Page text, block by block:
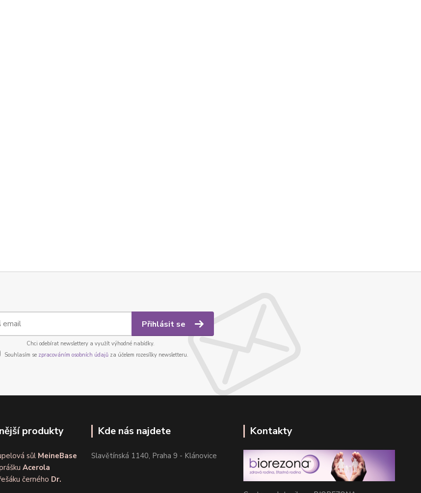
Přihlásit se
Chci odebírat newslettery a využít výhodné nabídky.
Souhlasím se zpracováním osobních údajů za účelem rozesílky newsletteru.
produkty
sůl MeineBase
Acerola
černého Dr.
Kde nás najdete
Slavětínská 1140, Praha 9 - Klánovice
Kontakty